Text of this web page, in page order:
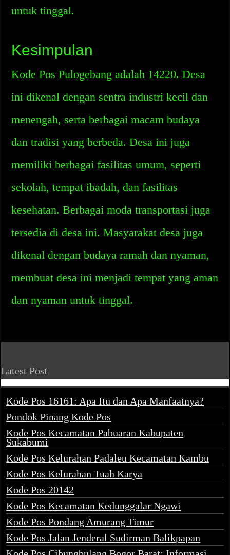
untuk tinggal.
Kesimpulan
Kode Pos Pulogebang adalah 14220. Desa
ini dikenal dengan sentra industri kecil dan
menengah, serta berbagai macam budaya
dan tradisi yang berbeda. Desa ini juga
memiliki berbagai fasilitas umum, seperti
sekolah, tempat ibadah, dan fasilitas
kesehatan. Berbagai moda transportasi juga
tersedia di desa ini. Masyarakat desa juga
dikenal dengan budaya ramah dan nyaman,
membuat desa ini menjadi tempat yang aman
dan nyaman untuk tinggal.
Latest Post
Kode Pos 16161: Apa Itu dan Apa Manfaatnya?
Pondok Pinang Kode Pos
Kode Pos Kecamatan Pabuaran Kabupaten
Sukabumi
Kode Pos Kelurahan Padaleu Kecamatan Kambu
Kode Pos Kelurahan Tuah Karya
Kode Pos 20142
Kode Pos Kecamatan Kedunggalar Ngawi
Kode Pos Pondang Amurang Timur
Kode Pos Jalan Jenderal Sudirman Balikpapan